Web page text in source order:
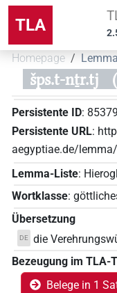
TLA
Homepage
šps.t-nṯr.tj
Persistente ID:
Persistente URL:
aegyptiae.de/
Lemma-Liste:
Wortklasse:
Übersetzung
DE die
Bezeugung im TLA-
Belege in 1